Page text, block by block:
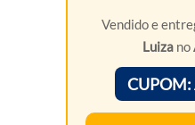
Vendido e
Luiza no
CUPOM: